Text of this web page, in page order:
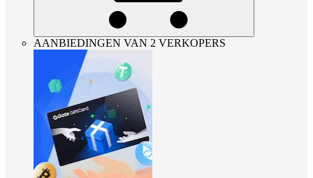
AANBIEDINGEN VAN 2 VERKOPERS